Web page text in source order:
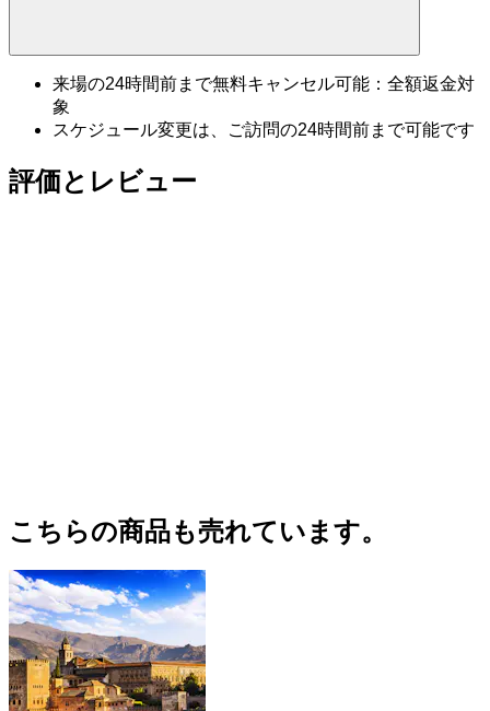
来場の24時間前まで無料キャンセル可能：全額返金対
象
スケジュール変更は、ご訪問の24時間前まで可能です
評価とレビュー
こちらの商品も売れています。